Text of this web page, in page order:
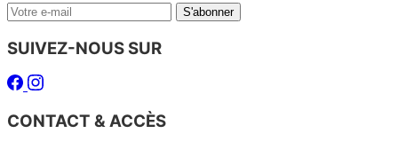
Votre
mail
S'abonner
SUIVEZ-NOUS SUR
Facebook
Instagram
CONTACT & ACCÈS